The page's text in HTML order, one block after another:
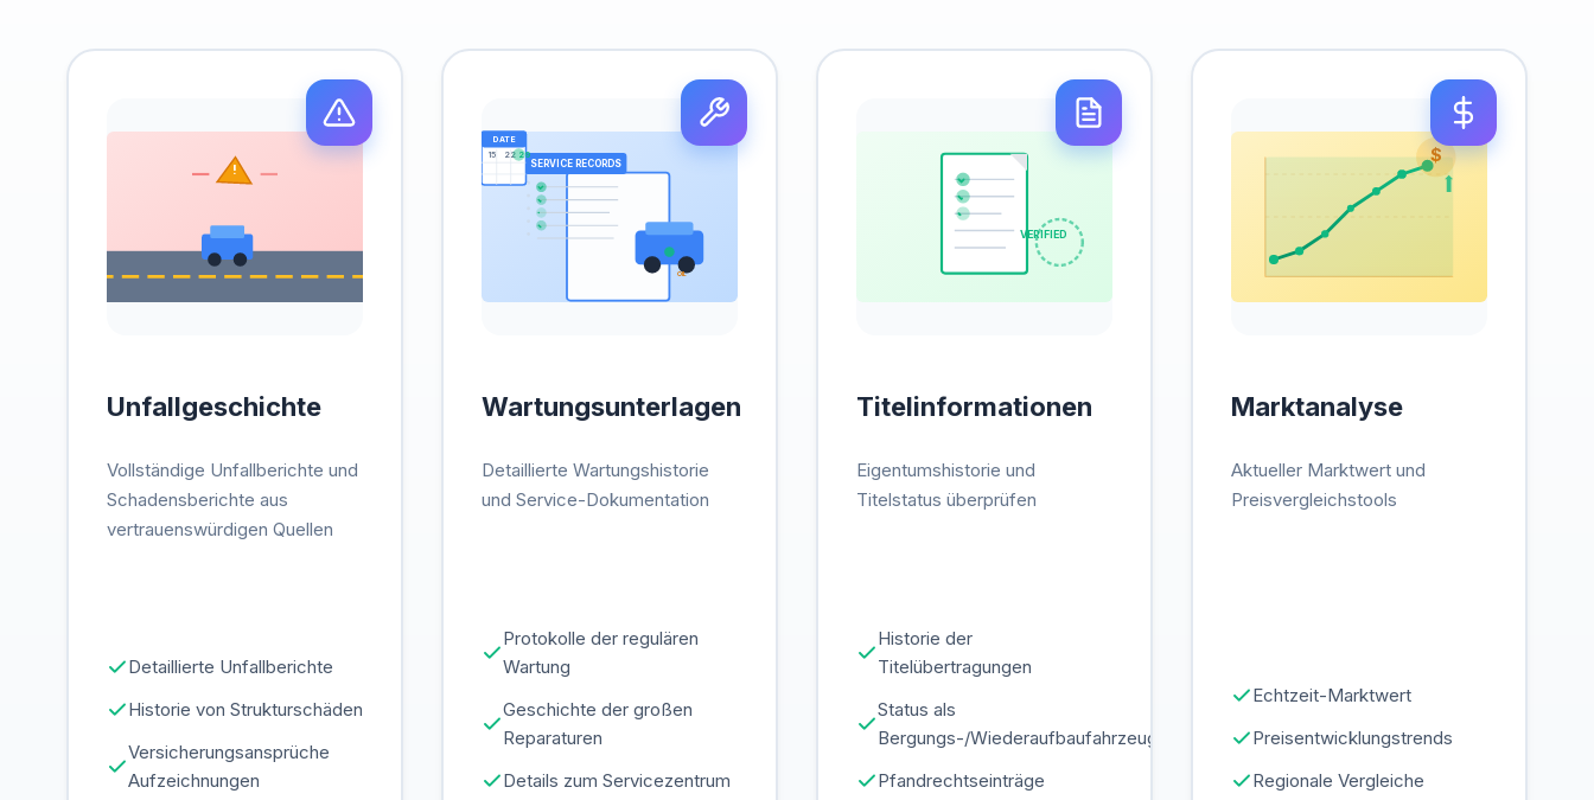
!
Unfallgeschichte
Vollständige Unfallberichte und
Schadensberichte aus
vertrauenswürdigen Quellen
Detaillierte Unfallberichte
Historie von Strukturschäden
Versicherungsansprüche
Aufzeichnungen
SERVICE RECORDS
DATE
15 22 29
OIL
Wartungsunterlagen
Detaillierte Wartungshistorie
und Service-Dokumentation
Protokolle der regulären
Wartung
Geschichte der großen
Reparaturen
Details zum Servicezentrum
VERIFIED
Titelinformationen
Eigentumshistorie und
Titelstatus überprüfen
Historie der
Titelübertragungen
Status als
Bergungs-/Wiederaufbaufahrzeug
Pfandrechtseinträge
$
Marktanalyse
Aktueller Marktwert und
Preisvergleichstools
Echtzeit-Marktwert
Preisentwicklungstrends
Regionale Vergleiche